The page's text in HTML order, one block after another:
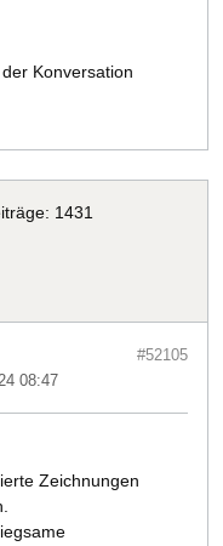
Konversation
1431
08:47
#52105
Zeichnungen